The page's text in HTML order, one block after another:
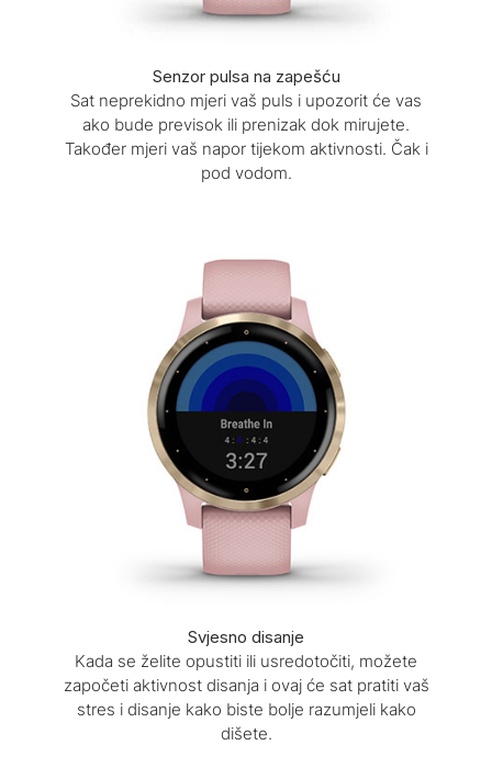
Senzor pulsa na zapešću
Sat neprekidno mjeri vaš puls i upozorit će vas
ako bude previsok ili prenizak dok mirujete.
Također mjeri vaš napor tijekom aktivnosti. Čak i
pod vodom.
Svjesno disanje
Kada se želite opustiti ili usredotočiti, možete
započeti aktivnost disanja i ovaj će sat pratiti vaš
stres i disanje kako biste bolje razumjeli kako
dišete.